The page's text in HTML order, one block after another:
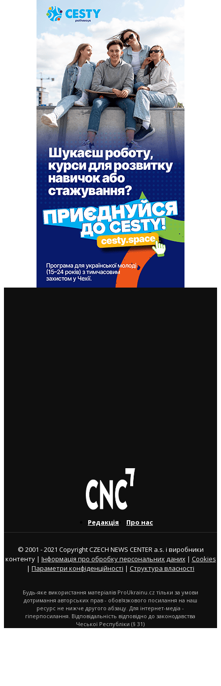
Редакція Про нас
© 2001 - 2021 Copyright CZECH NEWS CENTER a.s. і виробники
контенту | Інформація про обробку персональних даних| Cookies
| Параметри конфіденційності | Структура власності
Будь-яке використання матеріалів ProUkrainu.cz тільки за умови
дотримання авторських прав - обов'язкового посилання на наш
ресурс не нижче другого абзацу. Для інтернет-медіа -
гіперпосилання. Відповідальність відповідно до законодавства
Чеської Республіки (§ 31)